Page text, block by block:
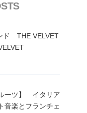
ド THE VELVET
ーツ】 イタリア
音楽とフランチェ